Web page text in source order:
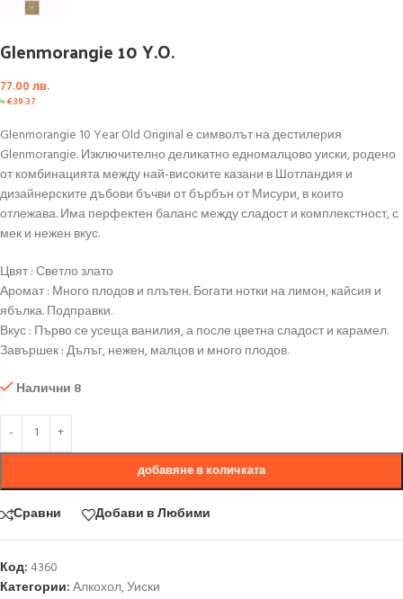
Glenmorangie 10 Y.O.
77.00 лв.
≈€39.37
Glenmorangie 10 Year Old Original е символът на дестилерия
Glenmorangie. Изключително деликатно едномалцово уиски, родено
от комбинацията между най-високите казани в Шотландия и
дизайнерските дъбови бъчви от бърбън от Мисури, в които
отлежава. Има перфектен баланс между сладост и комплекстност, с
мек и нежен вкус.
Цвят : Светло злато
Аромат : Много плодов и плътен. Богати нотки на лимон, кайсия и
ябълка. Подправки.
Вкус : Първо се усеща ванилия, а после цветна сладост и карамел.
Завършек : Дълъг, нежен, малцов и много плодов.
Налични 8
добавяне в количката
Сравни Добави в Любими
Код: 4360
Категории:Алкохол,Уиски